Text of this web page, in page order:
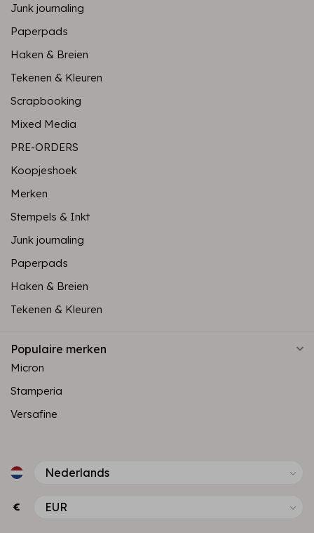
Junk journaling
Paperpads
Haken & Breien
Tekenen & Kleuren
Scrapbooking
Mixed Media
PRE-ORDERS
Koopjeshoek
Merken
Stempels & Inkt
Junk journaling
Paperpads
Haken & Breien
Tekenen & Kleuren
Populaire merken
Micron
Stamperia
Versafine
€